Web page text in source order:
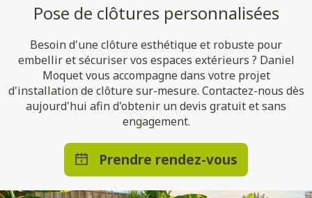
Pose de clôtures personnalisées
Besoin d'une clôture esthétique et robuste pour
embellir et sécuriser vos espaces extérieurs ? Daniel
Moquet vous accompagne dans votre projet
d'installation de clôture sur-mesure. Contactez-nous dès
aujourd'hui afin d'obtenir un devis gratuit et sans
engagement.
Prendre rendez-vous